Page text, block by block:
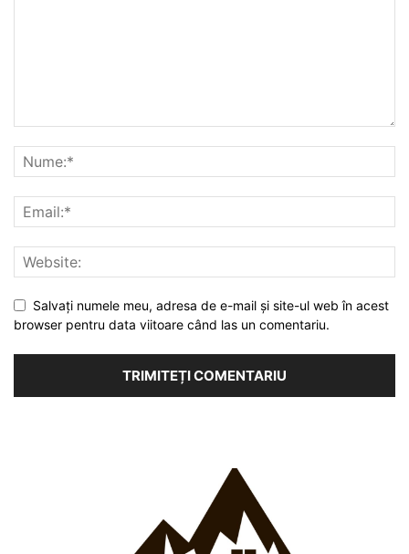
Salvați numele meu, adresa de e-mail și site-ul web în acest
browser pentru data viitoare când las un comentariu.